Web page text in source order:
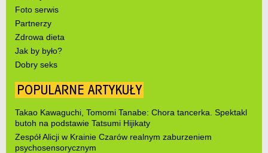
Foto serwis
Partnerzy
Zdrowa dieta
Jak by było?
Dobry seks
POPULARNE ARTYKUŁY
Takao Kawaguchi, Tomomi Tanabe: Chora tancerka. Spektakl
butoh na podstawie Tatsumi Hijikaty
Zespół Alicji w Krainie Czarów realnym zaburzeniem
psychosensorycznym